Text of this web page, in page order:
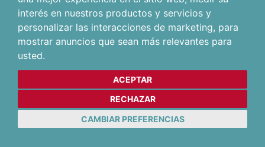
interés en nuestros productos y servicios y
personalizar las interacciones de marketing, para
mostrar anuncios que sean más relevantes para
usted.
ACEPTAR
RECHAZAR
CAMBIAR PREFERENCIAS